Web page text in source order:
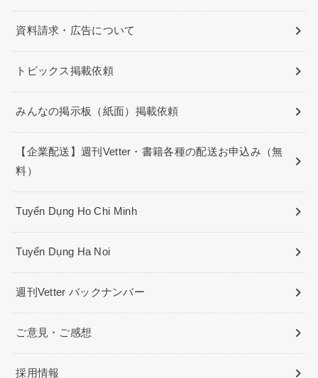
資料請求・広告について
トピックス掲載依頼
みんなの掲示板（紙面）掲載依頼
【企業配送】週刊Vetter・書籍各種の配送お申込み（無
料）
Tuyển Dụng Ho Chi Minh
Tuyển Dụng Ha Noi
週刊Vetter バックナンバー
ご意見・ご感想
採用情報